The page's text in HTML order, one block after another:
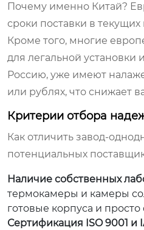
Почему именно Китай?
сроки поставки в
Кроме того, многие
для легальной
Россию, уже имеют
или рублях, что снижает
Критерии отбора
Как отличить завод-
потенциальных
Наличие собственных
термокамеры и камеры
готовые корпуса и
Сертификация ISO 9001 и